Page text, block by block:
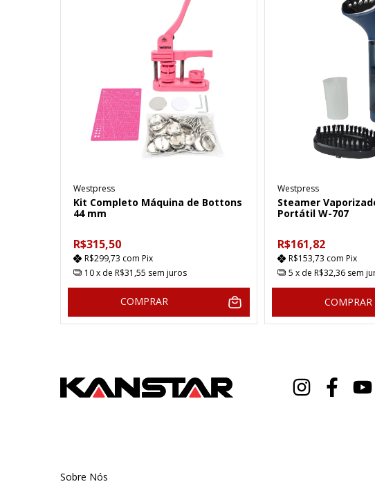
Westpress
Kit Completo Máquina de Bottons
44 mm
R$315,50
R$299,73 com Pix
10x de R$31,55 sem juros
COMPRAR
Westpress
Steamer
Portátil W-707
R$161,82
R$153,73 com Pix
5 x de R$32,36 sem
COMPRAR
Sobre Nós